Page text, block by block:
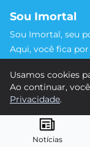
Notícias
Sou Imortal
Sou Imortal, seu
Aqui, você fica
detalhe da
#Grêmio
© 2026
Usamos cookies
Ao continuar,
Privacidade.